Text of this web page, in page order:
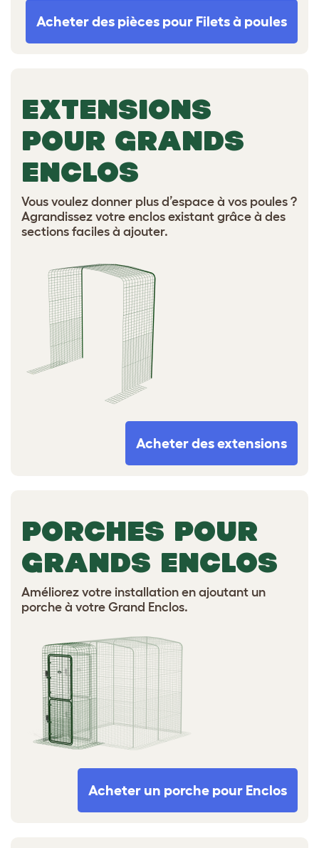
Acheter des pièces pour Filets à poules
EXTENSIONS
POUR GRANDS
ENCLOS
Vous voulez donner plus d’espace à vos poules ?
Agrandissez votre enclos existant grâce à des
sections faciles à ajouter.
Acheter des extensions
PORCHES POUR
GRANDS ENCLOS
Améliorez votre installation en ajoutant un
porche à votre Grand Enclos.
Acheter un porche pour Enclos